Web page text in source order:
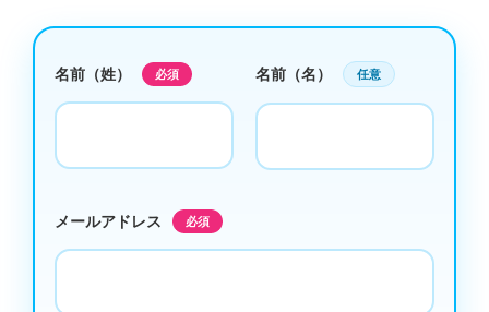
名前（姓） 必須 名前（名） 任意
メールアドレス 必須